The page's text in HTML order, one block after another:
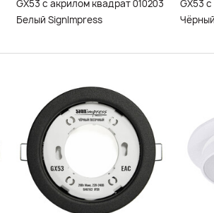
GX53 с акрилом квадрат 010203
Белый SignImpress
GX53